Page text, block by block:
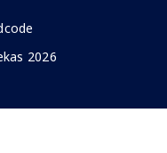
2026